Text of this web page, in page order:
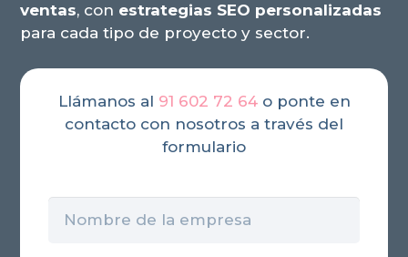
ventas, con estrategias SEO personalizadas
para cada tipo de proyecto y sector.
Llámanos al 91 602 72 64o ponte en
contacto con nosotros a través del
formulario